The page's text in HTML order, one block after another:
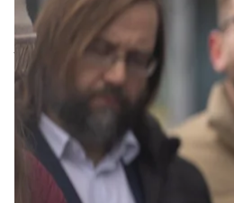
Під час візиту Чажастий
розмовляв українською
тріщиною черепа,
Родина Артема розповіла
розташований на
стало для його батьків